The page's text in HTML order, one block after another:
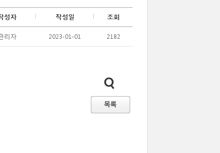
성자 작성일 조회
리자 2023-01-01 2182